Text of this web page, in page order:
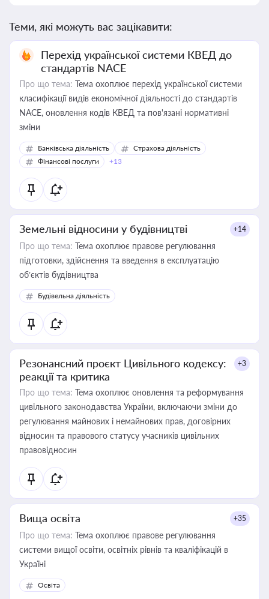
Теми, які можуть вас зацікавити:
Перехід української системи КВЕД до
стандартів NACE
Про що тема: Тема охоплює перехід української системи
класифікації видів економічної діяльності до стандартів
NACE, оновлення кодів КВЕД та пов'язані нормативні
зміни
Банківська діяльність
Страхова діяльність
Фінансові послуги
+13
Земельні відносини у будівництві +14
Про що тема: Тема охоплює правове регулювання
підготовки, здійснення та введення в експлуатацію
об’єктів будівництва
Будівельна діяльність
Резонансний проєкт Цивільного кодексу:
реакції та критика
+3
Про що тема: Тема охоплює оновлення та реформування
цивільного законодавства України, включаючи зміни до
регулювання майнових і немайнових прав, договірних
відносин та правового статусу учасників цивільних
правовідносин
Вища освіта +35
Про що тема: Тема охоплює правове регулювання
системи вищої освіти, освітніх рівнів та кваліфікацій в
Україні
Освіта